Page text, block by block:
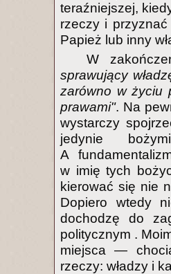
teraźniejszej,
rzeczy i przyznać
Papież lub inny
W
sprawujący
zarówno w życiu
prawami". Na
wystarczy
jedynie
A
w imię tych
kierować się nie
Dopiero wtedy
dochodzę do
politycznym .
miejsca —
rzeczy: władzy i